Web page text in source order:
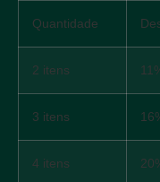
Quantidade
2 itens
3 itens
4 itens